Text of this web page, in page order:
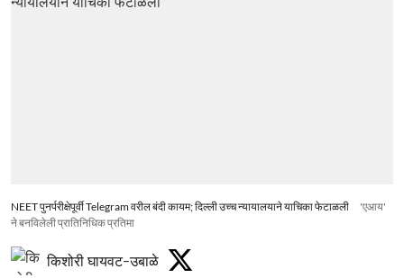
NEET पुनर्परीक्षेपूर्वी Telegram वरील बंदी कायम; दिल्ली उच्च न्यायालयाने याचिका फेटाळली
'एआय'
ने बनविलेली प्रातिनिधिक प्रतिमा
किशोरी घायवट-उबाळे